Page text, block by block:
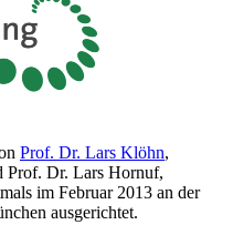
Prof. Dr. Lars Klöhn,
Prof. Dr. Lars Hornuf,
im Februar 2013 an der
ausgerichtet.